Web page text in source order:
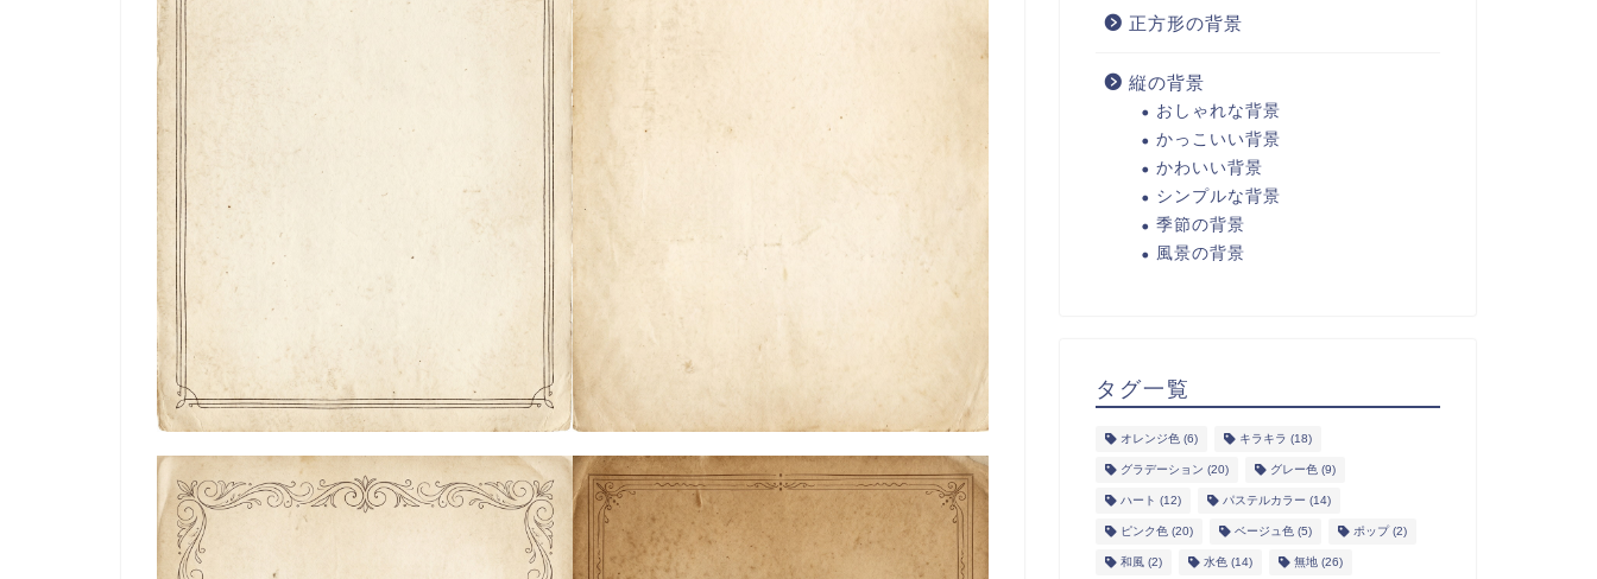
正方形の背景
縦の背景
おしゃれな背景
かっこいい背景
かわいい背景
シンプルな背景
季節の背景
風景の背景
タグ一覧
オレンジ色 (6) キラキラ (18)
グラデーション (20) グレー色 (9)
ハート (12) パステルカラー (14)
ピンク色 (20) ベージュ色 (5) ポップ(2)
和風 (2) 水色 (14) 無地(26)